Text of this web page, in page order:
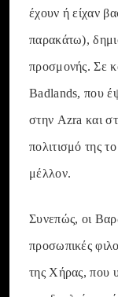
έχουν ή είχαν
παρακάτω),
προσμονής. Σε
Badlands, που
στην Azra και
πολιτισμό της
μέλλον.
Συνεπώς, οι
προσωπικές
της Χήρας, που